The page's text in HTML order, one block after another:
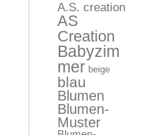
A.S. creation
AS
Creation
Babyzim
mer beige
blau
Blumen
Blumen-
Muster